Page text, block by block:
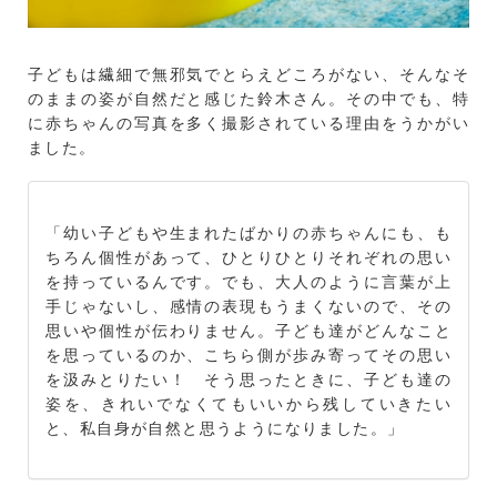
子どもは繊細で無邪気でとらえどころがない、そんなそ
のままの姿が自然だと感じた鈴木さん。その中でも、特
に赤ちゃんの写真を多く撮影されている理由をうかがい
ました。
「幼い子どもや生まれたばかりの赤ちゃんにも、も
ちろん個性があって、ひとりひとりそれぞれの思い
を持っているんです。でも、大人のように言葉が上
手じゃないし、感情の表現もうまくないので、その
思いや個性が伝わりません。子ども達がどんなこと
を思っているのか、こちら側が歩み寄ってその思い
を汲みとりたい！ そう思ったときに、子ども達の
姿を、きれいでなくてもいいから残していきたい
と、私自身が自然と思うようになりました。」